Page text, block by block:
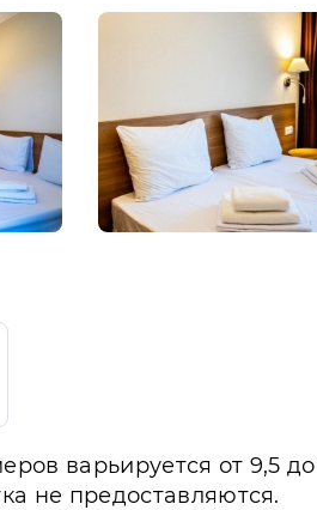
варьируется от 9,5
не предоставляются.